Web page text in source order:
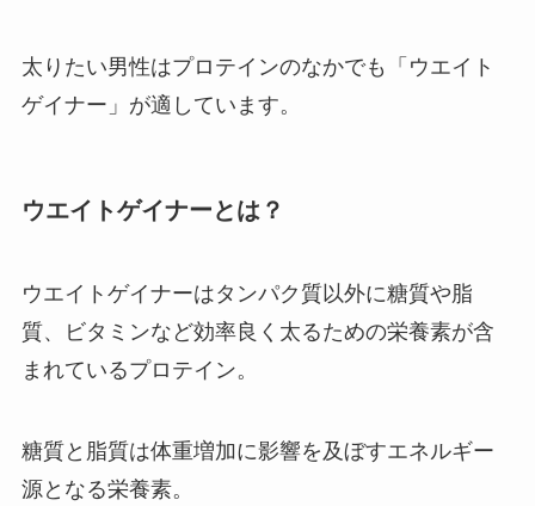
太りたい男性はプロテインのなかでも「ウエイト
ゲイナー」が適しています。
ウエイトゲイナーとは？
ウエイトゲイナーはタンパク質以外に糖質や脂
質、ビタミンなど効率良く太るための栄養素が含
まれているプロテイン。
糖質と脂質は体重増加に影響を及ぼすエネルギー
源となる栄養素。